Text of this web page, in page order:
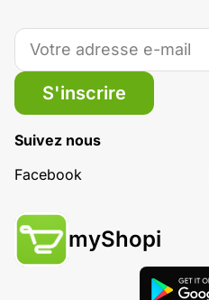
S'inscrire
Suivez nous
Facebook
myShopi